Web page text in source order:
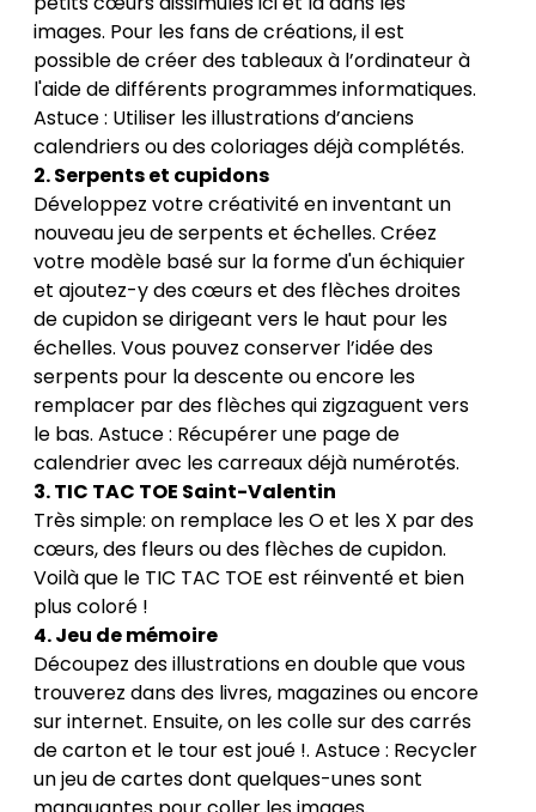
images. Pour les fans de créations, il est
possible de créer des tableaux à l’ordinateur à
l'aide de différents programmes informatiques.
Astuce : Utiliser les illustrations d’anciens
calendriers ou des coloriages déjà complétés.
2. Serpents et cupidons
Développez votre créativité en inventant un
nouveau jeu de serpents et échelles. Créez
votre modèle basé sur la forme d'un échiquier
et ajoutez-y des cœurs et des flèches droites
de cupidon se dirigeant vers le haut pour les
échelles. Vous pouvez conserver l’idée des
serpents pour la descente ou encore les
remplacer par des flèches qui zigzaguent vers
le bas. Astuce : Récupérer une page de
calendrier avec les carreaux déjà numérotés.
3. TIC TAC TOE Saint-Valentin
Très simple: on remplace les O et les X par des
cœurs, des fleurs ou des flèches de cupidon.
Voilà que le TIC TAC TOE est réinventé et bien
plus coloré !
4. Jeu de mémoire
Découpez des illustrations en double que vous
trouverez dans des livres, magazines ou encore
sur internet. Ensuite, on les colle sur des carrés
de carton et le tour est joué !. Astuce : Recycler
un jeu de cartes dont quelques-unes sont